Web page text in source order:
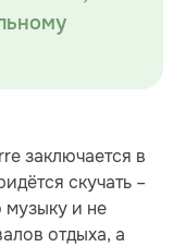
заключается в
скучать –
музыку и не
отдыха, а